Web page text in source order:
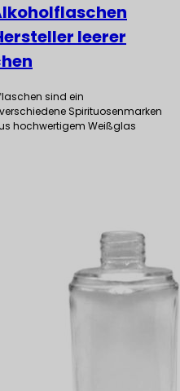
leerer
sind ein
Spirituosenmarken
hochwertigem Weißglas